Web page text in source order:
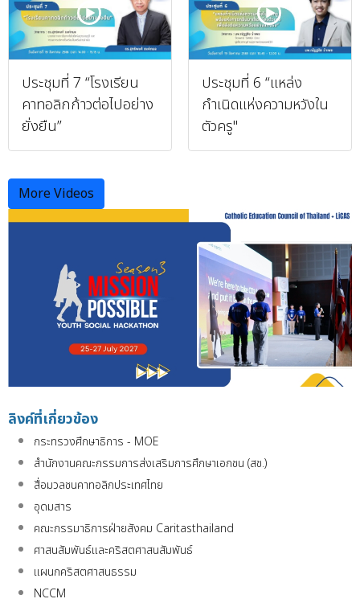
ประชุมที่ 7 “โรงเรียน
คาทอลิกก้าวต่อไปอย่าง
ยั่งยืน”
ประชุมที่ 6 “แหล่ง
กำเนิดแห่งความหวังใน
ตัวครู"
More Videos
ลิงค์ที่เกี่ยวข้อง
กระทรวงศึกษาธิการ - MOE
สำนักงานคณะกรรมการส่งเสริมการศึกษาเอกชน (สช.)
สื่อมวลชนคาทอลิกประเทศไทย
อุดมสาร
คณะกรรมาธิการฝ่ายสังคม Caritasthailand
ศาสนสัมพันธ์และคริสตศาสนสัมพันธ์
แผนกคริสตศาสนธรรม
NCCM